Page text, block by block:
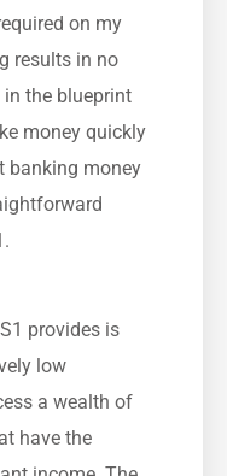
on my
results in no
the blueprint
money quickly
banking money
IS1 provides is
low
a wealth of
have the